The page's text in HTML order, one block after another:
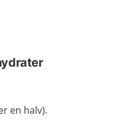
en halv).